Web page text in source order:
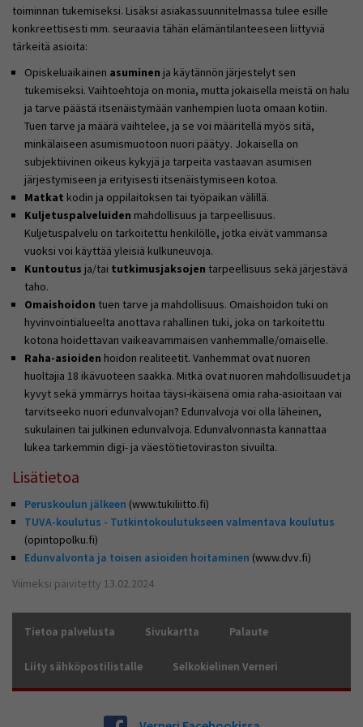
toiminnan tukemiseksi. Lisäksi asiakassuunnitelmassa tulee esille
konkreettisesti mm. seuraavia tähän elämäntilanteeseen liittyviä
tärkeitä asioita:
Opiskeluaikainen asuminen ja käytännön järjestelyt sen
tukemiseksi. Vaihtoehtoja on monia, mutta jokaisella meistä on halu
ja tarve päästä itsenäistymään vanhempien luota omaan kotiin.
Tuen tarve ja määrä vaihtelee, ja se voi määritellä myös sitä,
minkälaiseen asumismuotoon nuori päätyy. Jokaisella on
subjektiivinen oikeus kykyjä ja tarpeita vastaavan asumisen
järjestymiseen ja erityisesti itsenäistymiseen kotoa.
Matkat kodin ja oppilaitoksen tai työpaikan välillä.
Kuljetuspalveluiden mahdollisuus ja tarpeellisuus.
Kuljetuspalvelu on tarkoitettu henkilölle, jotka eivät vammansa
vuoksi voi käyttää yleisiä kulkuneuvoja.
Kuntoutus ja/tai tutkimusjaksojen tarpeellisuus sekä järjestävä
taho.
Omaishoidon tuen tarve ja mahdollisuus. Omaishoidon tuki on
hyvinvointialueelta anottava rahallinen tuki, joka on tarkoitettu
kotona hoidettavan vaikeavammaisen vanhemmalle/omaiselle.
Raha-asioiden hoidon realiteetit. Vanhemmat ovat nuoren
huoltajia 18 ikävuoteen saakka. Mitkä ovat nuoren mahdollisuudet ja
kyvyt sekä ymmärrys hoitaa täysi-ikäisenä omia raha-asioitaan vai
tarvitseeko nuori edunvalvojan? Edunvalvoja voi olla läheinen,
sukulainen tai julkinen edunvalvoja. Edunvalvonnasta kannattaa
lukea tarkemmin digi- ja väestötietoviraston sivuilta.
Lisätietoa
Peruskoulun jälkeen (www.tukiliitto.fi)
TUVA-koulutus - Tutkintokoulutukseen valmentava koulutus
(opintopolku.fi)
Edunvalvonta ja toisen asioiden hoitaminen (www.dvv.fi)
Viimeksi päivitetty 13.02.2024
Tietoa palvelusta Sivukartta Palaute
Liity sähköpostilistalle Selkokielinen Verneri